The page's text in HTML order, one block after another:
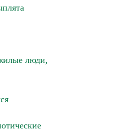
люди,